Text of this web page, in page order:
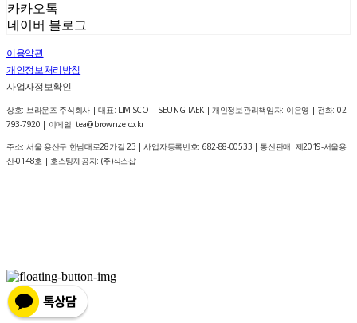
카카오톡
네이버 블로그
이용약관
개인정보처리방침
사업자정보확인
상호: 브라운즈 주식회사 | 대표: LIM SCOTT SEUNG TAEK | 개인정보관리책임자: 이은영 | 전화: 02-
793-7920 | 이메일: tea@brownze.co.kr
주소: 서울 용산구 한남대로28가길 23 | 사업자등록번호: 682-88-00533 | 통신판매: 제2019-서울용
산-0148호 | 호스팅제공자: (주)식스샵